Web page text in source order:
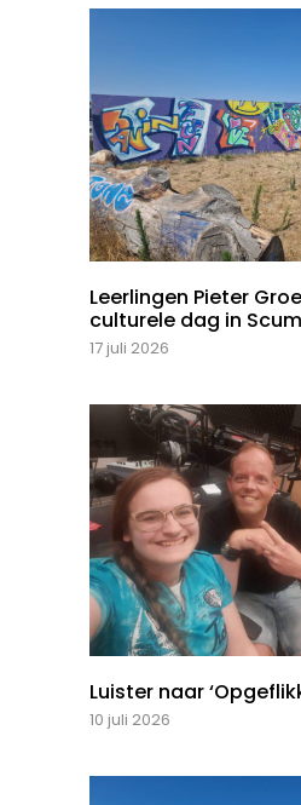
Leerlingen Pieter
culturele dag in Scum
17 juli 2026
Luister naar
10 juli 2026